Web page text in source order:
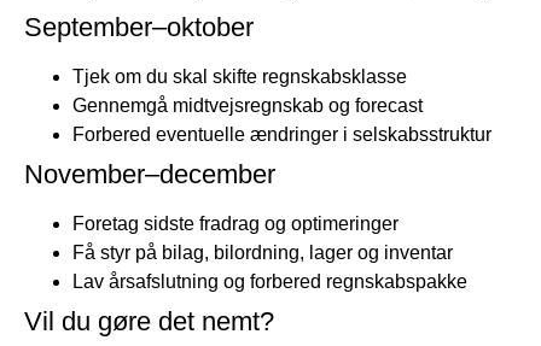
September–oktober
Tjek om du skal skifte regnskabsklasse
Gennemgå midtvejsregnskab og forecast
Forbered eventuelle ændringer i selskabsstruktur
November–december
Foretag sidste fradrag og optimeringer
Få styr på bilag, bilordning, lager og inventar
Lav årsafslutning og forbered regnskabspakke
Vil du gøre det nemt?